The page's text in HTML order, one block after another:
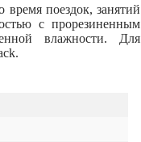
поездок, занятий
с прорезиненным
влажности. Для